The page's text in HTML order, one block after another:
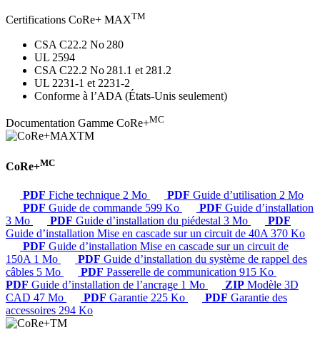
Certifications CoRe+ MAXTM
CSA C22.2 No 280
UL 2594
CSA C22.2 No 281.1 et 281.2
UL 2231-1 et 2231-2
Conforme à l’ADA (États-Unis seulement)
Documentation Gamme CoRe+MC
CoRe+MC
PDF Fiche technique 2 Mo PDF Guide d’utilisation 2 Mo
PDF Guide de commande 599 Ko PDF Guide d’installation
3 Mo
PDF Guide d’installation du piédestal 3 Mo
PDF
Guide d’installation Mise en cascade sur un circuit de 40A 370 Ko
PDF Guide d’installation Mise en cascade sur un circuit de
150A 1 Mo PDF Guide d’installation du système de rappel des
câbles 5 Mo PDF Passerelle de communication 915 Ko
PDF Guide d’installation de l’ancrage 1 Mo ZIP Modèle 3D
CAD 47 Mo PDF Garantie 225 Ko PDF Garantie des
accessoires 294 Ko